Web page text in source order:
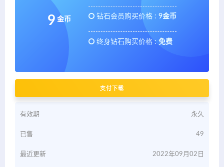
9 金币 钻石会员购买价格 : 9金币
终身钻石购买价格 : 免费
支付下载
有效期 永久
已售 49
最近更新 2022年09月02日